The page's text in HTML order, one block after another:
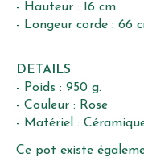
- Hauteur : 16 cm
- Longeur corde : 66
DETAILS
- Poids : 950 g.
- Couleur : Rose
- Matériel :
Ce pot existe